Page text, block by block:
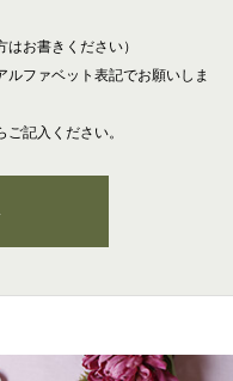
お書きください）
ルファベット表記でお願いしま
記入ください。